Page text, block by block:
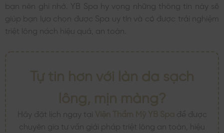
bạn nên ghi nhớ. YB Spa hy vọng những thông tin này sẽ
giúp bạn lựa chọn được Spa uy tín và có được trải nghiệm
triệt lông nách hiệu quả, an toàn.
Hãy đặt lịch ngay tại
để được
chuyên gia tư vấn giải pháp triệt lông an toàn, hiệu